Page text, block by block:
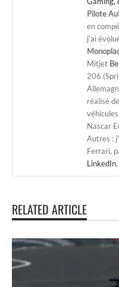
Pilote
en
j'ai
Mitjet
206
réalisé
Nascar
Autres :
Ferrari,
LinkedIn,
RELATED ARTICLE